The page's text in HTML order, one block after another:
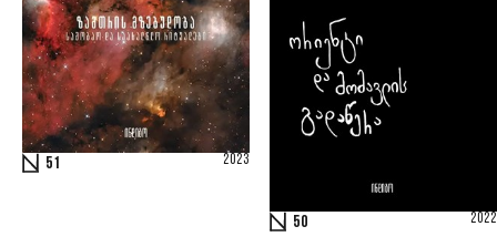
51 2023
50 2022